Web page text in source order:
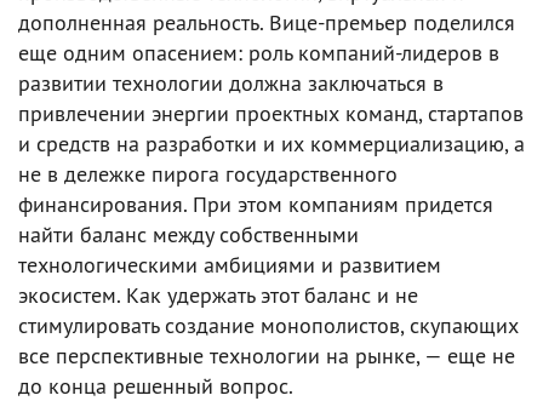
дополненная реальность. Вице-премьер поделился
еще одним опасением: роль компаний-лидеров в
развитии технологии должна заключаться в
привлечении энергии проектных команд, стартапов
и средств на разработки и их коммерциализацию, а
не в дележке пирога государственного
финансирования. При этом компаниям придется
найти баланс между собственными
технологическими амбициями и развитием
экосистем. Как удержать этот баланс и не
стимулировать создание монополистов, скупающих
все перспективные технологии на рынке, — еще не
до конца решенный вопрос.